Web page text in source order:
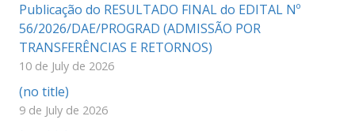
Publicação do RESULTADO FINAL do EDITAL Nº
56/2026/DAE/PROGRAD (ADMISSÃO POR
TRANSFERÊNCIAS E RETORNOS)
10 de July de 2026
(no title)
9 de July de 2026